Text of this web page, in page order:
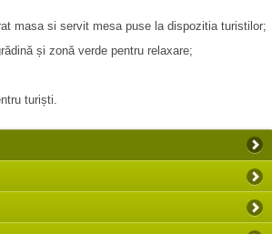
masa si servit mesa puse la dispozitia turistilor;
și zonă verde pentru relaxare;
turiști.